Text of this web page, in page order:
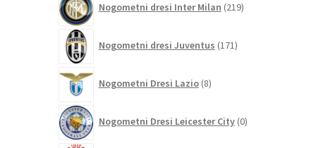
Nogometni dresi Inter Milan 219izdelkov
Nogometni dresi Juventus 171izdelkov
Nogometni Dresi Lazio 8izdelkov
Nogometni Dresi Leicester City 0izdelkov